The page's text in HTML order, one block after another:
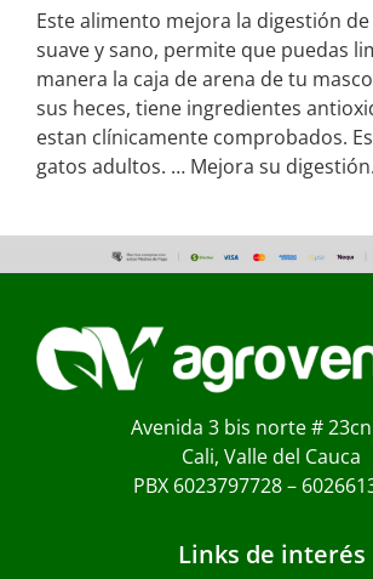
Este alimento mejora la digestión
suave y sano, permite que puedas
manera la caja de arena de tu
sus heces, tiene ingredientes
estan clínicamente comprobados.
gatos adultos. … Mejora su digestión.
Avenida 3 bis norte #
Cali, Valle del Cauca
PBX 6023797728 –
Links de interés